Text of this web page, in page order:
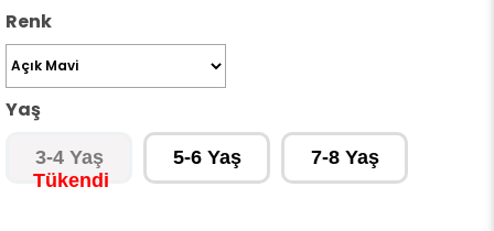
Renk
Yaş
3-4 Yaş 5-6 Yaş 7-8 Yaş